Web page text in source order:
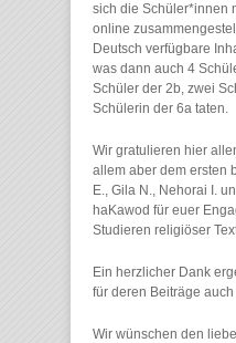
sich die Schüler*innen
online
Deutsch verfügbare
was dann auch 4
Schüler der 2b, zwei
Schülerin der 6a taten.
Wir gratulieren hier
allem aber dem ersten
E., Gila N., Nehorai I.
haKawod für euer
Studieren religiöser
Ein herzlicher Dank
für deren Beiträge
Wir wünschen den